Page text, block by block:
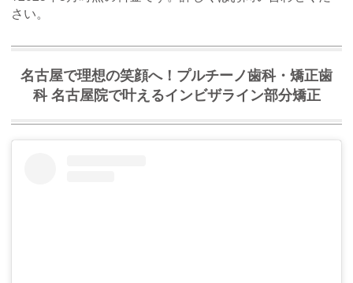
さい。
名古屋で理想の笑顔へ！プルチーノ歯科・矯正歯
科 名古屋院で叶えるインビザライン部分矯正